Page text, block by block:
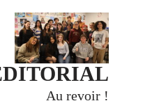
Au revoir !